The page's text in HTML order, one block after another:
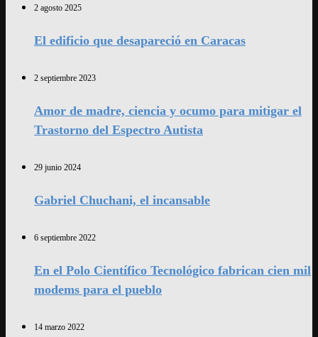
2 agosto 2025
El edificio que desapareció en Caracas
2 septiembre 2023
Amor de madre, ciencia y ocumo para mitigar el
Trastorno del Espectro Autista
29 junio 2024
Gabriel Chuchani, el incansable
6 septiembre 2022
En el Polo Científico Tecnológico fabrican cien mil
modems para el pueblo
14 marzo 2022